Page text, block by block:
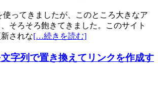
使ってきましたが、このところ大きなア
そろそろ飽きてきました。このサイト
されな[…続きを読む]
字列で置き換えてリンクを作成す